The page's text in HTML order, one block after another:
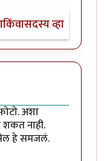
किंवासदस्य व्हा
अशा
शकत नाही.
हे समजलं.